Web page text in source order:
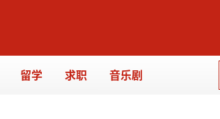
留学 求职 音乐剧